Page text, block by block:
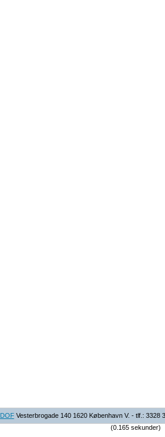
DOFVesterbrogade 140 1620 København V. - tlf.: 3328
(0.165 sekunder)